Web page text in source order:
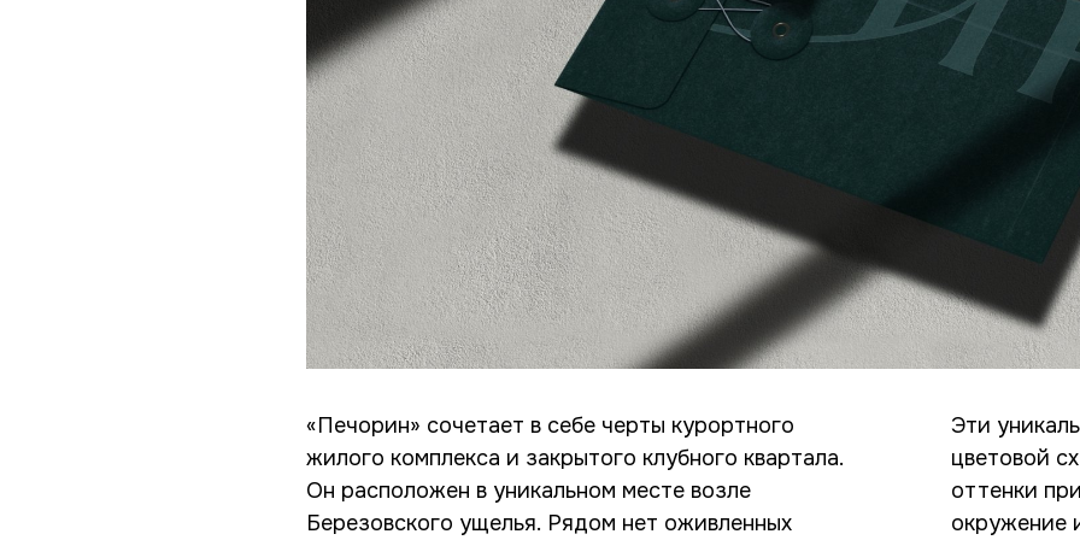
«Печорин» сочетает в себе черты курортного
жилого комплекса и закрытого клубного квартала.
Он расположен в уникальном месте возле
Березовского ущелья. Рядом нет оживленных
Эти
цветовой
оттенки
окружение